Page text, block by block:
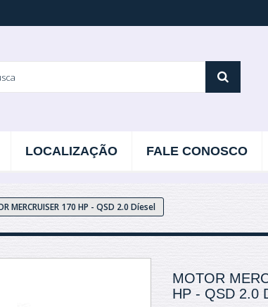
LOCALIZAÇÃO FALE CONOSCO
MERCRUISER 170 HP - QSD 2.0 Díesel
MOTOR
HP - QSD 2.0